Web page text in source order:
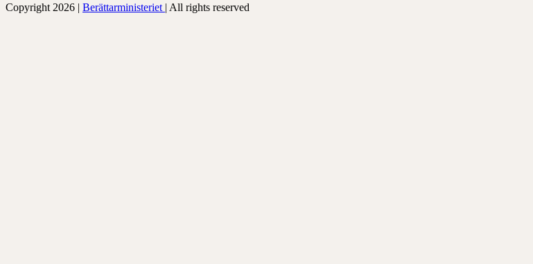
Copyright 2026 | Berättarministeriet | All rights reserved